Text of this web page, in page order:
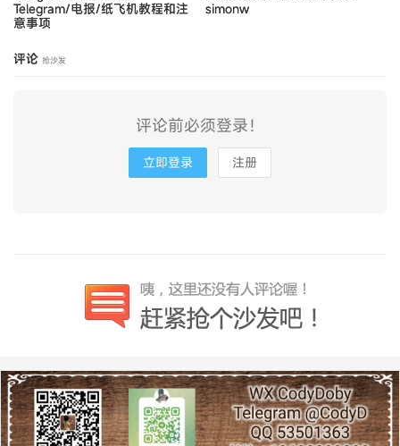
Telegram/电报/纸飞机教程和注
意事项
simonw
评论 抢沙发
评论前必须登录！
立即登录 注册